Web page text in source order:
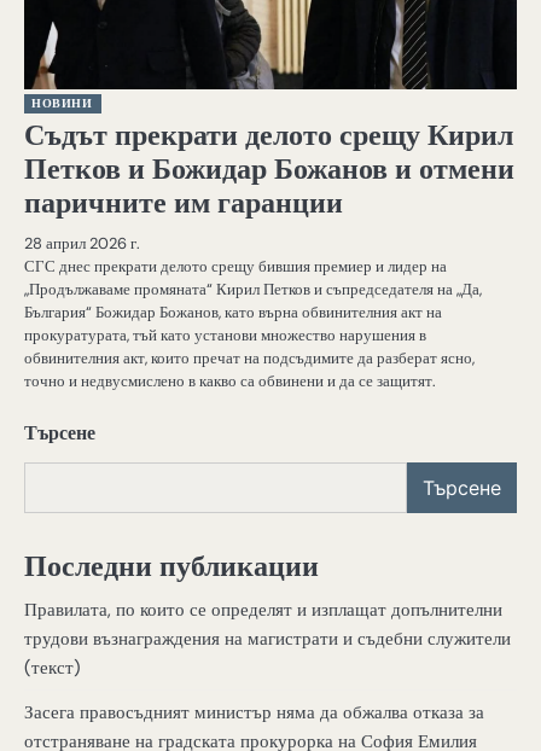
НОВИНИ
Съдът прекрати делото срещу Кирил
Петков и Божидар Божанов и отмени
паричните им гаранции
28 април 2026 г.
СГС днес прекрати делото срещу бившия премиер и лидер на
„Продължаваме промяната“ Кирил Петков и съпредседателя на „Да,
България“ Божидар Божанов, като върна обвинителния акт на
прокуратурата, тъй като установи множество нарушения в
обвинителния акт, които пречат на подсъдимите да разберат ясно,
точно и недвусмислено в какво са обвинени и да се защитят.
Търсене
Търсене
Последни публикации
Правилата, по които се определят и изплащат допълнителни
трудови възнаграждения на магистрати и съдебни служители
(текст)
Засега правосъдният министър няма да обжалва отказа за
отстраняване на градската прокурорка на София Емилия